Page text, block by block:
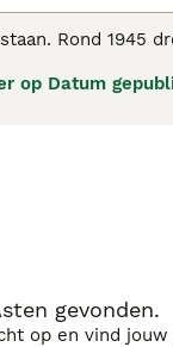
Rond 1945
bij de
op Datum
gevonden.
op en vind